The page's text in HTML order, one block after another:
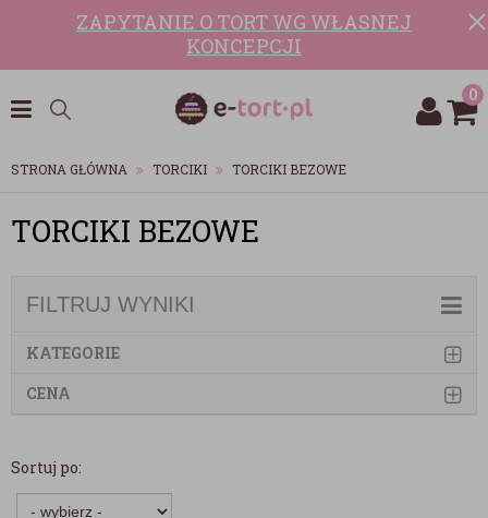
ZAPYTANIE O TORT WG WŁASNEJ
KONCEPCJI
0
STRONA GŁÓWNA TORCIKI TORCIKI BEZOWE
TORCIKI BEZOWE
FILTRUJ WYNIKI
KATEGORIE
CENA
Sortuj po: